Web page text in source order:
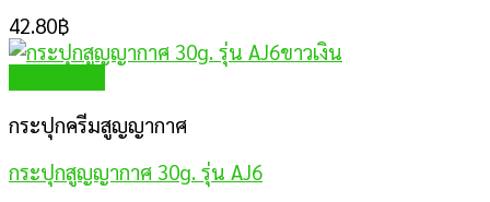
42.80฿
กระปุกครีมสูญญากาศ
กระปุกสูญญากาศ 30g. รุ่น AJ6